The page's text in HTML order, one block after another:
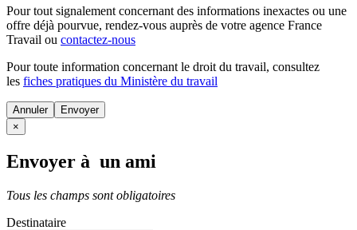
Pour tout signalement concernant des informations inexactes ou une
offre déjà pourvue, rendez-vous auprès de votre agence France
Travail ou contactez-nous
Pour toute information concernant le droit du travail, consultez
les fiches pratiques du Ministère du travail
Annuler
×
Envoyer à un ami
Tous les champs sont obligatoires
Destinataire